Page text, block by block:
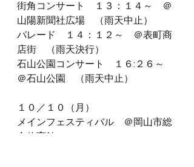
街角コンサート　１３：１４～　＠
山陽新聞社広場　（雨天中止）
パレード　１４：１２～　＠表町商
店街　（雨天決行）
石山公園コンサート　１６:２６～
＠石山公園　（雨天中止）
１０／１０（月）
メインフェスティバル　＠岡山市総